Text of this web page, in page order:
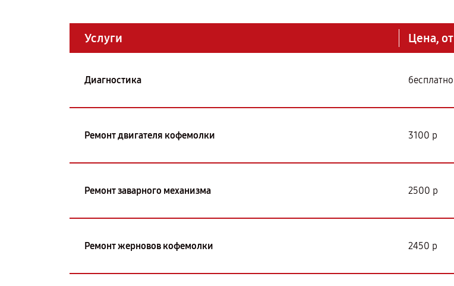
Услуги Цена, от
Диагностика бесплатно
Ремонт двигателя кофемолки 3100 р
Ремонт заварного механизма 2500 р
Ремонт жерновов кофемолки 2450 р